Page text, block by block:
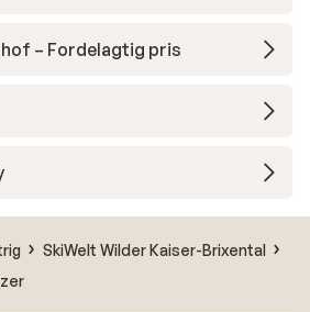
– Fordelagtig pris
SkiWelt Wilder Kaiser-Brixental